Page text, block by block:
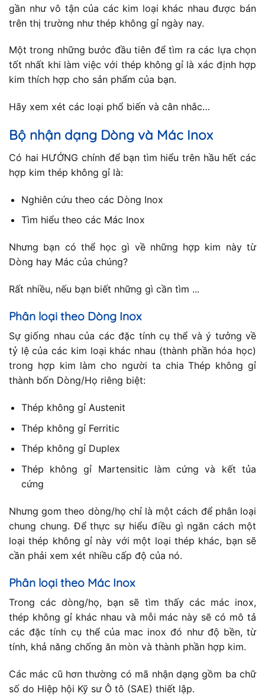
gần như vô tận của các kim loại khác nhau được bán
trên thị trường như thép không gỉ ngày nay.
Một trong những bước đầu tiên để tìm ra các lựa chọn
tốt nhất khi làm việc với thép không gỉ là xác định hợp
kim thích hợp cho sản phẩm của bạn.
Hãy xem xét các loại phổ biến và cân nhắc…
Bộ nhận dạng Dòng và Mác Inox
Có hai HƯỚNG chính để bạn tìm hiểu trên hầu hết các
hợp kim thép không gỉ là:
Nghiên cứu theo các Dòng Inox
Tìm hiểu theo các Mác Inox
Nhưng bạn có thể học gì về những hợp kim này từ
Dòng hay Mác của chúng?
Rất nhiều, nếu bạn biết những gì cần tìm ...
Phân loại theo Dòng Inox
Sự giống nhau của các đặc tính cụ thể và ý tưởng về
tỷ lệ của các kim loại khác nhau (thành phần hóa học)
trong hợp kim làm cho người ta chia Thép không gỉ
thành bốn Dòng/Họ riêng biệt:
Thép không gỉ Austenit
Thép không gỉ Ferritic
Thép không gỉ Duplex
Thép không gỉ Martensitic làm cứng và kết tủa
cứng
Nhưng gom theo dòng/họ chỉ là một cách để phân loại
chung chung. Để thực sự hiểu điều gì ngăn cách một
loại thép không gỉ này với một loại thép khác, bạn sẽ
cần phải xem xét nhiều cấp độ của nó.
Phân loại theo Mác Inox
Trong các dòng/họ, bạn sẽ tìm thấy các mác inox,
thép không gỉ khác nhau và mỗi mác này sẽ có mô tả
các đặc tính cụ thể của mac inox đó như độ bền, từ
tính, khả năng chống ăn mòn và thành phần hợp kim.
Các mác cũ hơn thường có mã nhận dạng gồm ba chữ
số do Hiệp hội Kỹ sư Ô tô (SAE) thiết lập.